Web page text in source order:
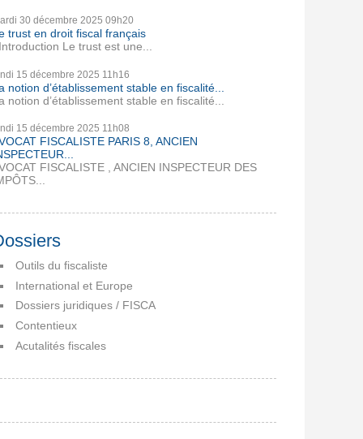
30 décembre 2025 09h20
trust en droit fiscal français
Le trust est une...
15 décembre 2025 11h16
notion d’établissement stable en fiscalité...
notion d’établissement stable en fiscalité...
15 décembre 2025 11h08
FISCALISTE PARIS 8, ANCIEN
FISCALISTE , ANCIEN INSPECTEUR DES
Outils du fiscaliste
International et Europe
Dossiers juridiques / FISCA
Contentieux
Acutalités fiscales